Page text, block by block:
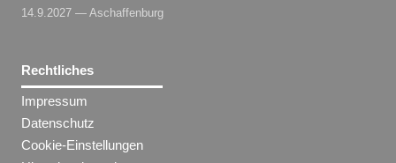
14.9.2027 — Aschaffenburg
Rechtliches
Impressum
Datenschutz
Cookie-Einstellungen